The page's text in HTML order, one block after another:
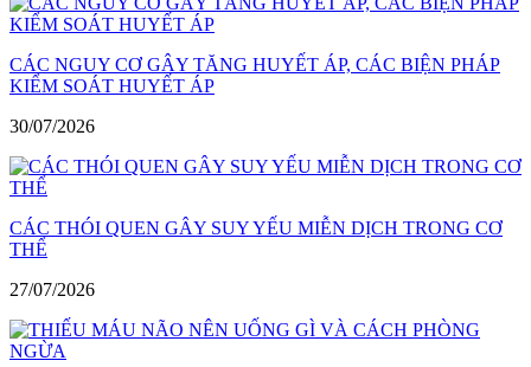
CÁC NGUY CƠ GÂY TĂNG HUYẾT ÁP, CÁC BIỆN PHÁP
KIỂM SOÁT HUYẾT ÁP
30/07/2026
CÁC THÓI QUEN GÂY SUY YẾU MIỄN DỊCH TRONG CƠ
THỂ
27/07/2026